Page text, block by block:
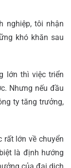
nghiệp, tôi nhận
khó khăn sau
lớn thì việc triển
Nhưng nếu đầu
ty tăng trưởng,
rất lớn về chuyển
là định hướng